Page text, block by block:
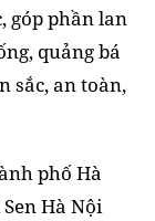
góp phần lan
quảng bá
sắc, an toàn,
phố Hà
Hà Nội